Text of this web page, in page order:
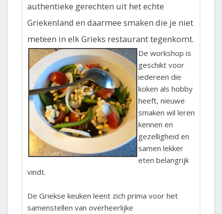
authentieke gerechten uit het echte
Griekenland en daarmee smaken die je niet
meteen in elk Grieks restaurant tegenkomt.
De workshop is
geschikt voor
iedereen die
koken als hobby
heeft, nieuwe
smaken wil leren
kennen en
gezelligheid en
samen lekker
eten belangrijk
vindt.
De Griekse keuken leent zich prima voor het
samenstellen van overheerlijke